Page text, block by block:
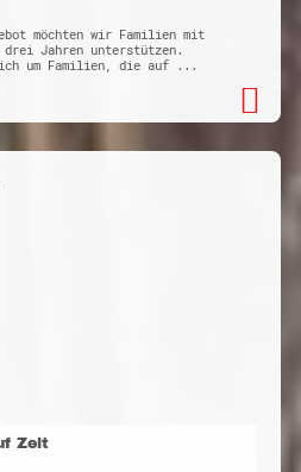
möchten wir Familien mit
drei Jahren unterstützen.
um Familien, die auf ...
Zeit